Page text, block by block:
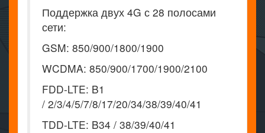
Поддержка двух 4G с 28 полосами
сети:
GSM: 850/900/1800/1900
WCDMA: 850/900/1700/1900/2100
FDD-LTE: B1
/ 2/3/4/5/7/8/17/20/34/38/39/40/41
TDD-LTE: B34 / 38/39/40/41